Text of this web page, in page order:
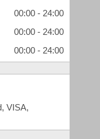
00:00 - 24:00
00:00 - 24:00
00:00 - 24:00
VISA,